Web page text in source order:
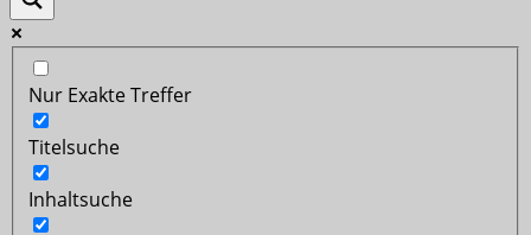
Nur Exakte Treffer
Titelsuche
Inhaltsuche